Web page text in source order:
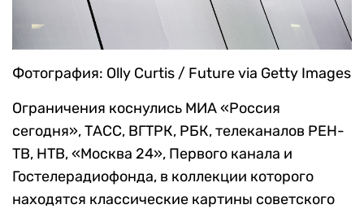
Фотография: Olly Curtis / Future via Getty Images
Ограничения коснулись МИА «Россия
сегодня», ТАСС, ВГТРК, РБК, телеканалов РЕН-
ТВ, НТВ, «Москва 24», Первого канала и
Гостелерадиофонда, в коллекции которого
находятся классические картины советского